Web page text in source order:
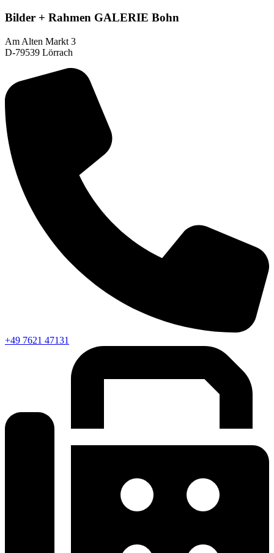
Bilder + Rahmen GALERIE Bohn
Am Alten Markt 3
D-79539 Lörrach
+49 7621 47131